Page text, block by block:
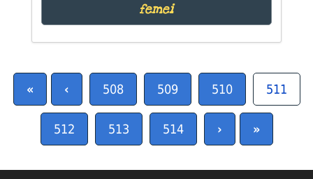
femei
« ‹ 508 509 510 511
512 513 514 › »